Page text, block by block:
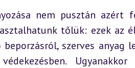
nem pusztán azért
tőlük: ezek az
beporzásról, szerves anyag